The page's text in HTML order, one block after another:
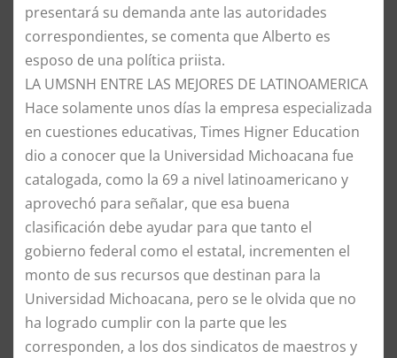
presentará su demanda ante las autoridades
correspondientes, se comenta que Alberto es
esposo de una política priista.
LA UMSNH ENTRE LAS MEJORES DE LATINOAMERICA
​Hace solamente unos días la empresa especializada
en cuestiones educativas, Times Higner Education
dio a conocer que la Universidad Michoacana fue
catalogada, como la 69 a nivel latinoamericano y
aprovechó para señalar, que esa buena
clasificación debe ayudar para que tanto el
gobierno federal como el estatal, incrementen el
monto de sus recursos que destinan para la
Universidad Michoacana, pero se le olvida que no
ha logrado cumplir con la parte que les
corresponden, a los dos sindicatos de maestros y